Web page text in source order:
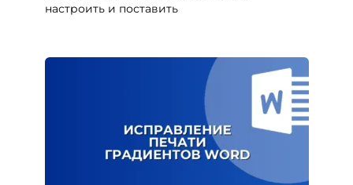
настроить и поставить